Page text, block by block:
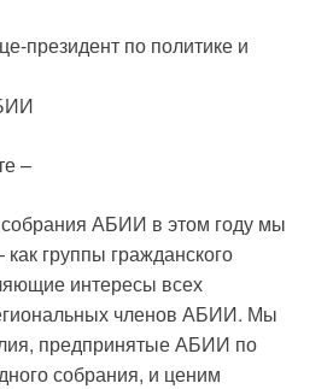
президент по политике и
–
собрания АБИИ в этом году мы
группы гражданского
интересы всех
членов АБИИ. Мы
предпринятые АБИИ по
собрания, и ценим